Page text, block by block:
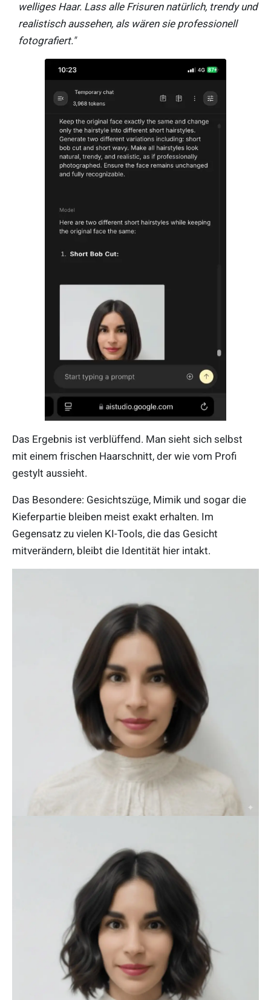
welliges Haar. Lass alle Frisuren natürlich, trendy und
realistisch aussehen, als wären sie professionell
fotografiert."
Das Ergebnis ist verblüffend. Man sieht sich selbst
mit einem frischen Haarschnitt, der wie vom Profi
gestylt aussieht.
Das Besondere: Gesichtszüge, Mimik und sogar die
Kieferpartie bleiben meist exakt erhalten. Im
Gegensatz zu vielen KI-Tools, die das Gesicht
mitverändern, bleibt die Identität hier intakt.